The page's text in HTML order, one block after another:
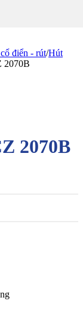
điển - rút/Hút
2070B
2070B